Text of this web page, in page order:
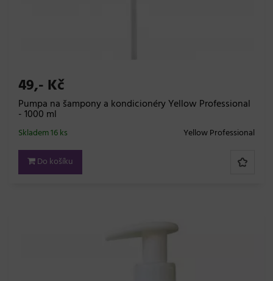
49,- Kč
Pumpa na šampony a kondicionéry Yellow Professional
- 1000 ml
Yellow Professional
Skladem 16 ks
Do košíku